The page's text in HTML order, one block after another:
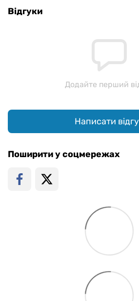
Відгуки
Додайте перший
Написати
Поширити у соцмережах